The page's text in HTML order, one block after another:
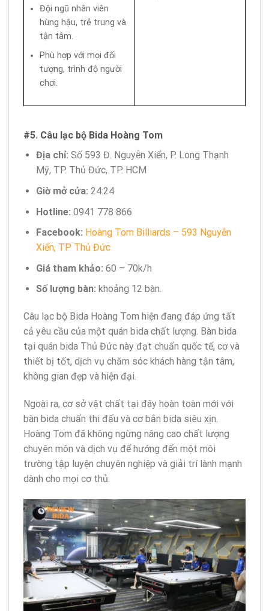
Đội ngũ nhân viên
hùng hậu, trẻ trung và
tận tâm.
Phù hợp với mọi đối
tượng, trình độ người
chơi.
#5. Câu lạc bộ Bida Hoàng Tom
Địa chỉ: Số 593 Đ. Nguyễn Xiển, P. Long Thạnh
Mỹ, TP. Thủ Đức, TP. HCM
Giờ mở cửa: 24:24
Hotline: 0941 778 866
Facebook: Hoàng Tom Billiards – 593 Nguyễn
Xiển, TP Thủ Đức
Giá tham khảo: 60 – 70k/h
Số lượng bàn: khoảng 12 bàn.
Câu lạc bộ Bida Hoàng Tom hiện đang đáp ứng tất
cả yêu cầu của một quán bida chất lượng. Bàn bida
tại quán bida Thủ Đức này đạt chuẩn quốc tế, cơ và
thiết bị tốt, dịch vụ chăm sóc khách hàng tận tâm,
không gian đẹp và hiện đại.
Ngoài ra, cơ sở vật chất tại đây hoàn toàn mới với
bàn bida chuẩn thi đấu và cơ bắn bida siêu xịn.
Hoàng Tom đã không ngừng nâng cao chất lượng
chuyên môn và dịch vụ để hướng đến một môi
trường tập luyện chuyên nghiệp và giải trí lành mạnh
dành cho mọi cơ thủ.